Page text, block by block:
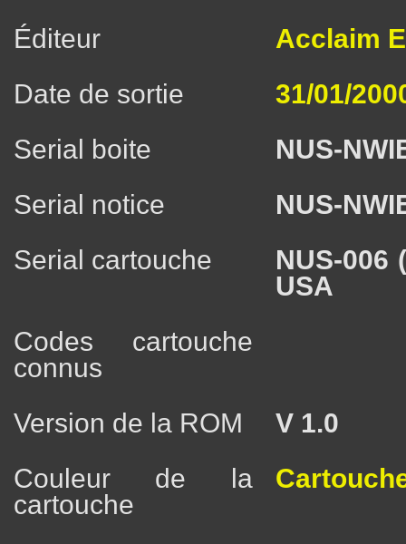
Éditeur
Acclaim
Date de sortie
31/01/
Serial boite
NUS-
Serial notice
NUS-
Serial cartouche
NUS-006
USA
Codes cartouche
connus
Version de la ROM
V 1.0
Couleur de la
cartouche